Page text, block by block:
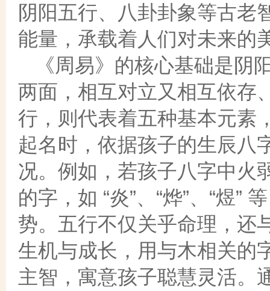
阴阳五行、八卦卦象等古老
能量，承载着人们对未来的
《周易》的核心基础是阴
两面，相互对立又相互依存
行，则代表着五种基本元素
起名时，依据孩子的生辰八
况。例如，若孩子八字中火
的字，如 “炎”、“烨”、“煜”
势。五行不仅关乎命理，还
生机与成长，用与木相关的
主智，寓意孩子聪慧灵活。